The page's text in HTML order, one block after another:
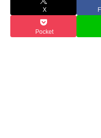
X
Pocket